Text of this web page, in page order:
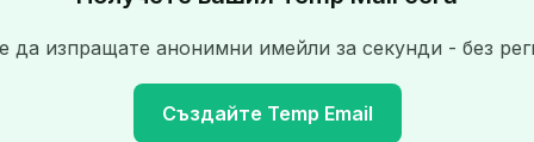
да изпращате анонимни имейли за секунди - без
Създайте Temp Email